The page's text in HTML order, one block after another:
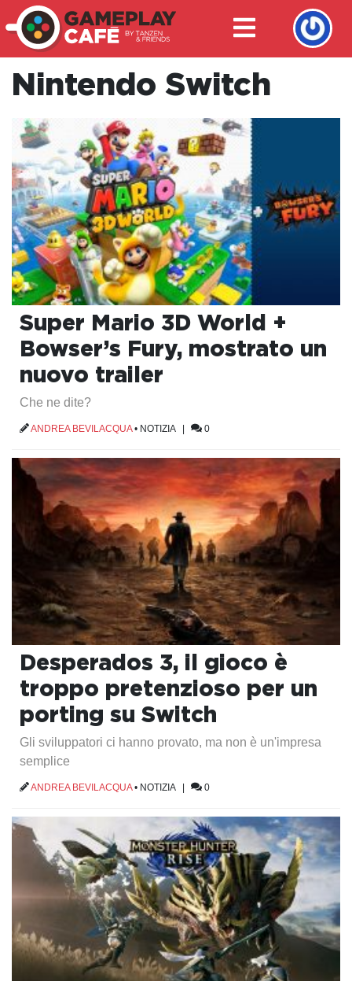
Nintendo Switch
Super Mario 3D World +
Bowser’s Fury, mostrato un
nuovo trailer
Che ne dite?
ANDREA BEVILACQUA• NOTIZIA| 0
Desperados 3, il gioco è
troppo pretenzioso per un
porting su Switch
Gli sviluppatori ci hanno provato, ma non è un'impresa
semplice
ANDREA BEVILACQUA• NOTIZIA| 0